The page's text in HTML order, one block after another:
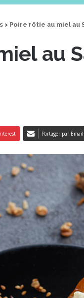
> Poire rôtie au miel au
au
Partager par Email